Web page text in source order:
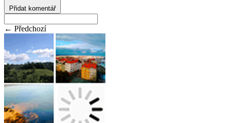
Přidat komentář
← Předchozí